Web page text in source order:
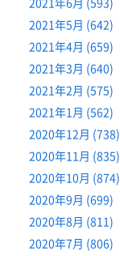
2021年5月 (642)
2021年4月 (659)
2021年3月 (640)
2021年2月 (575)
2021年1月 (562)
2020年12月 (738)
2020年11月 (835)
2020年10月 (874)
2020年9月 (699)
2020年8月 (811)
2020年7月 (806)